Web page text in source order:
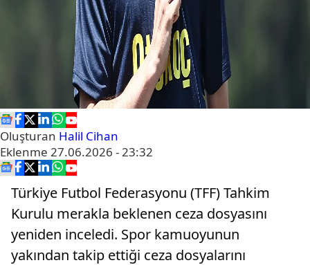
Oluşturan Halil Cihan
Eklenme 27.06.2026 - 23:32
Türkiye Futbol Federasyonu (TFF) Tahkim
Kurulu merakla beklenen ceza dosyasını
yeniden inceledi. Spor kamuoyunun
yakından takip ettiği ceza dosyalarını